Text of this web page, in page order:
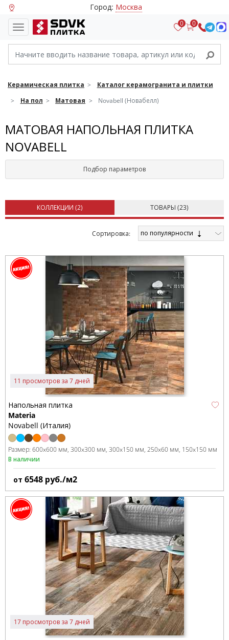
Город: Москва
0 0
Керамическая плитка
Каталог керамогранита и плитки
На пол
Матовая Novabell (Новабелл)
МАТОВАЯ НАПОЛЬНАЯ ПЛИТКА
NOVABELL
Подбор параметров
КОЛЛЕКЦИИ (2) ТОВАРЫ (23)
Cортировка: по популярности
11 просмотров за 7 дней
Напольная плитка
Materia
Novabell (Италия)
Размер: 600x600 мм 300x300 мм 300x150 мм 250x60 мм 150x150 мм
В наличии
от 6548 руб./м2
17 просмотров за 7 дней